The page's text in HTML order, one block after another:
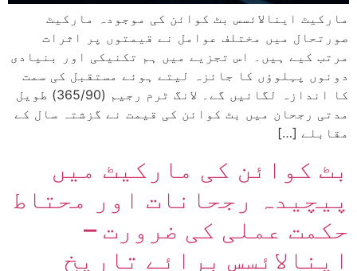
مارکیٹ اینالائسس بٹ کوائن کی موجودہ مارکیٹ
صورتحال میں مختلف عوامل نے قیمتوں پر اثرات
مرتب کیے ہیں۔ اس تجزیے میں ہم تکنیکی اور بنیادی
دونوں پہلوؤں کا جائزہ لیتے ہوئے مستقبل کی سمت
کا اندازہ لگائیں گے۔ لانگ ٹرم رجیم (365/90) طویل
مدتی رجحان میں بٹ کوائن کی قیمت نے گزشتہ سال کے
مقابلے […]
بٹ کوائن کی مارکیٹ میں
پیچیدہ رجحانات اور محتاط
حکمت عملی کی ضرورت –
اینالائسس برائے تاریخ